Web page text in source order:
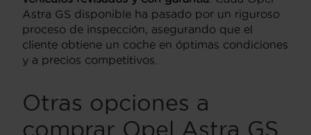
Astra GS disponible ha pasado por un riguroso
proceso de inspección, asegurando que el
cliente obtiene un coche en óptimas condiciones
y a precios competitivos.
Otras opciones a
comprar Opel Astra GS